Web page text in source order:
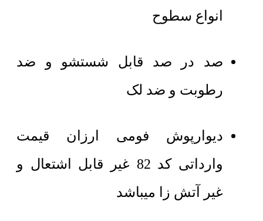
انواع سطوح
صد در صد قابل شستشو و ضد
رطوبت و ضد لک
دیوارپوش فومی ارزان قیمت
وارداتی کد 82 غیر قابل اشتعال و
غیر آتش زا میباشد